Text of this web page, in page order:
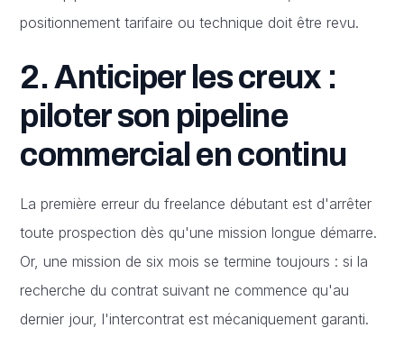
positionnement tarifaire ou technique doit être revu.
2. Anticiper les creux :
piloter son pipeline
commercial en continu
La première erreur du freelance débutant est d'arrêter
toute prospection dès qu'une mission longue démarre.
Or, une mission de six mois se termine toujours : si la
recherche du contrat suivant ne commence qu'au
dernier jour, l'intercontrat est mécaniquement garanti.